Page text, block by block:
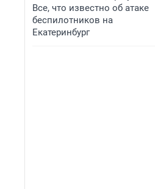
Все, что известно об атаке
беспилотников на
Екатеринбург